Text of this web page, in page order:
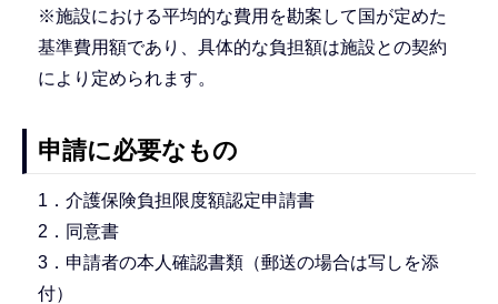
※施設における平均的な費用を勘案して国が定めた
基準費用額であり、具体的な負担額は施設との契約
により定められます。
申請に必要なもの
1．介護保険負担限度額認定申請書
2．同意書
3．申請者の本人確認書類（郵送の場合は写しを添
付）